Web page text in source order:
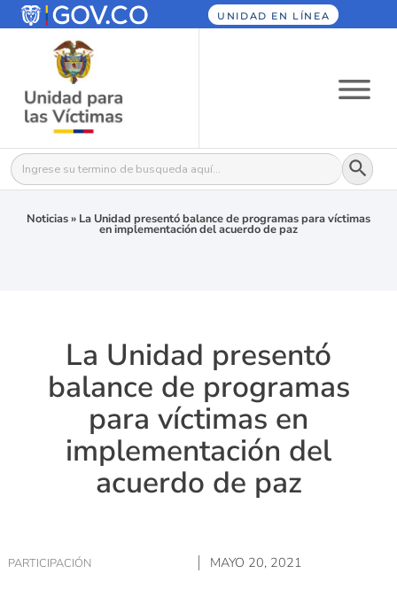
UNIDAD EN LÍNEA
Buscar: Botón
Noticias» La Unidad presentó balance de programas para víctimas
en implementación del acuerdo de paz
La Unidad presentó
balance de programas
para víctimas en
implementación del
acuerdo de paz
PARTICIPACIÓN MAYO 20, 2021